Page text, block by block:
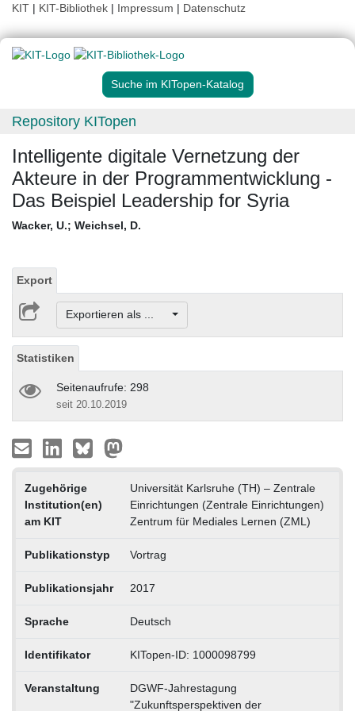
KIT | KIT-Bibliothek | Impressum | Datenschutz
Suche im KITopen-Katalog
Repository KITopen
Intelligente digitale Vernetzung der
Akteure in der Programmentwicklung -
Das Beispiel Leadership for Syria
Wacker, U.; Weichsel, D.
Export
Exportieren als ...
Statistiken
Seitenaufrufe: 298
seit 20.10.2019
Zugehörige
Institution(en)
am KIT
Universität Karlsruhe (TH) – Zentrale
Einrichtungen (Zentrale Einrichtungen)
Zentrum für Mediales Lernen (ZML)
Publikationstyp Vortrag
Publikationsjahr 2017
Sprache Deutsch
Identifikator KITopen-ID: 1000098799
Veranstaltung
DGWF-Jahrestagung
"Zukunftsperspektiven der